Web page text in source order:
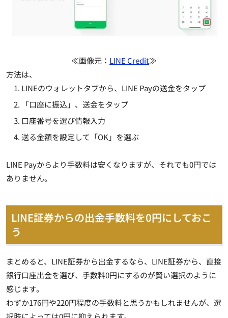
≪画像元： LINE Credit≫
方法は、
LINEのウォレットタブから、LINE Payの送金をタップ
「口座に振込」、送金をタップ
口座番号を選び情報入力
送る金額を設定して「OK」を選ぶ
LINE Payからより手数料は安くなりますが、それでも0円では
ありません。
LINE証券からの出金手数料を0円にしておこ
う
まとめると、LINE証券から出金するなら、LINE証券から、直接
銀行口座出金を選び、手数料0円にするのが賢い選択のように
感じます。
わずか176円や220円程度の手数料と思うかもしれませんが、選